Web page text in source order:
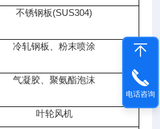
不锈钢板(SUS304)
冷轧钢板、粉末喷涂
气凝胶、聚氨酯泡沫
叶轮风机
电话咨询